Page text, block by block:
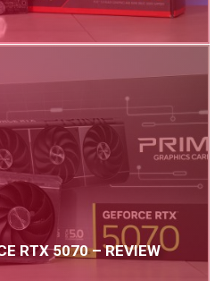
RTX 5070 – REVIEW